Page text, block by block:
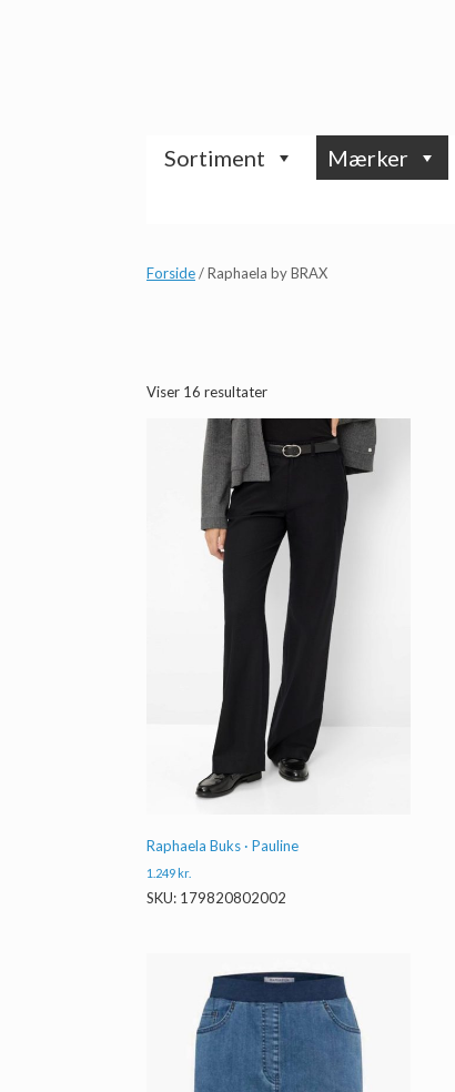
Sortiment Mærker
Forside/ Raphaela by BRAX
Viser 16 resultaterSorteret
Raphaela Buks · Pauline
1.249kr.
SKU: 179820802002